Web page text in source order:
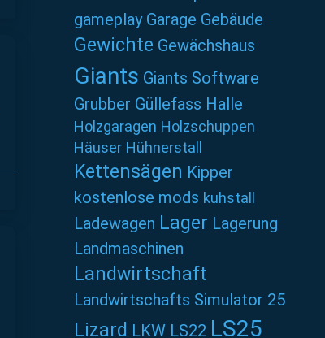
gameplay Garage Gebäude
Gewichte Gewächshaus
Giants Giants Software
Grubber Güllefass Halle
Holzgaragen Holzschuppen
Häuser Hühnerstall
Kettensägen Kipper
kostenlose mods kuhstall
Ladewagen Lager Lagerung
Landmaschinen
Landwirtschaft
Landwirtschafts Simulator 25
Lizard LKW LS22 LS25